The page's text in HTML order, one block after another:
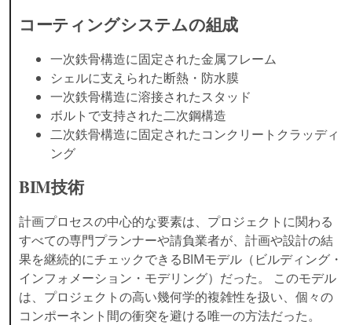
コーティングシステムの組成
一次鉄骨構造に固定された金属フレーム
シェルに支えられた断熱・防水膜
一次鉄骨構造に溶接されたスタッド
ボルトで支持された二次鋼構造
二次鉄骨構造に固定されたコンクリートクラッディ
ング
BIM技術
計画プロセスの中心的な要素は、プロジェクトに関わる
すべての専門プランナーや請負業者が、計画や設計の結
果を継続的にチェックできるBIMモデル（ビルディング・
インフォメーション・モデリング）だった。 このモデル
は、プロジェクトの高い幾何学的複雑性を扱い、個々の
コンポーネント間の衝突を避ける唯一の方法だった。